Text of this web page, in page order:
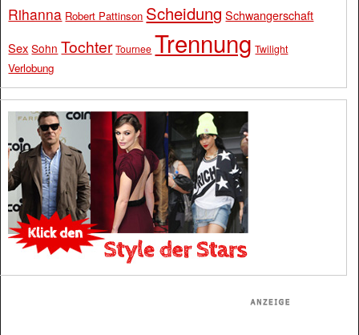
Rihanna Robert Pattinson Scheidung Schwangerschaft
Sex Sohn Tochter Tournee Trennung Twilight
Verlobung